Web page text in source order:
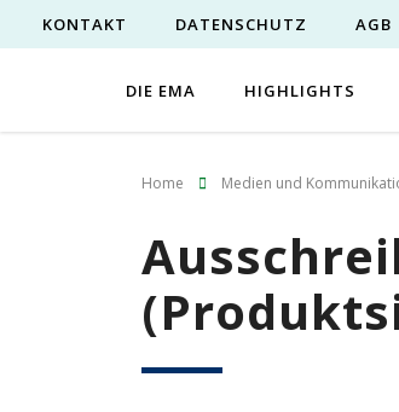
KONTAKT DATENSCHUTZ AGB
DIE EMA HIGHLIGHTS
Home Medien und